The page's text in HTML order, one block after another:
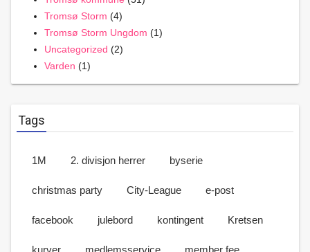
Tromsø Storm (4)
Tromsø Storm Ungdom (1)
Uncategorized (2)
Varden (1)
Tags
1M 2. divisjon herrer byserie
christmas party City-League e-post
facebook julebord kontingent Kretsen
kurver medlemsservice member fee